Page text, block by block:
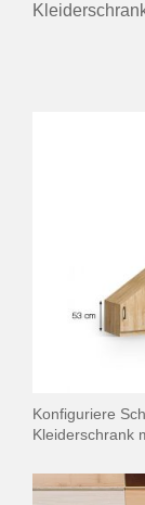
Konfiguriere
Kleiderschrank